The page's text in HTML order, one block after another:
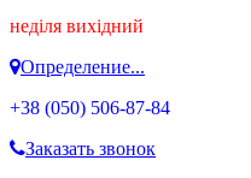
неділя вихідний
Определение...
+38 (050) 506-87-84
Заказать звонок